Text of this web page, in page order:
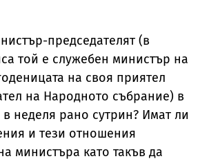
в Радомир председателят (в
той е служебен министър на
на своя приятел
на Народното събрание) в
в неделя рано сутрин? Имат ли
и тези отношения
министъра като такъв да